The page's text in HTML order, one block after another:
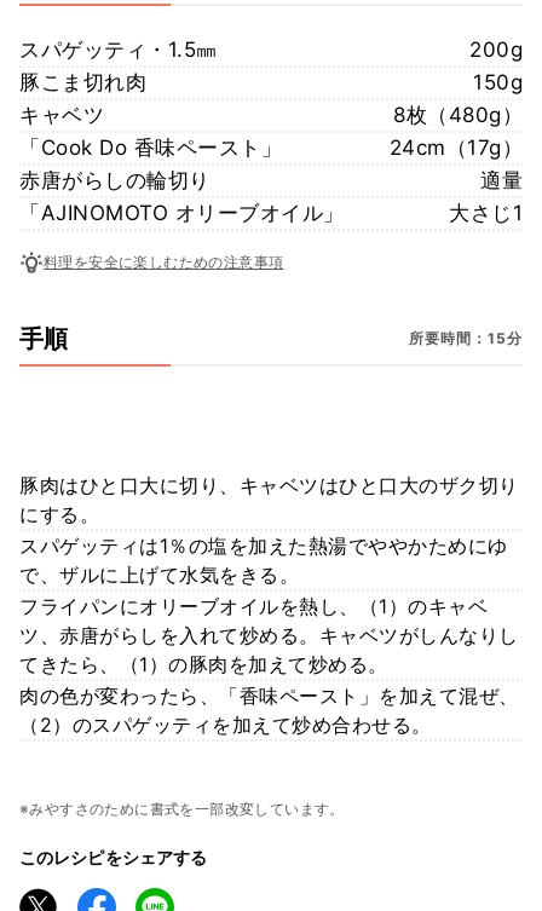
スパゲッティ・1.5㎜
200g
豚こま切れ肉
150g
キャベツ
8枚（480g）
「Cook Do 香味ペースト」
24cm（17g）
赤唐がらしの輪切り
適量
「AJINOMOTO オリーブオイル」
大さじ1
料理を安全に楽しむための注意事項
手順 所要時間：15分
豚肉はひと口大に切り、キャベツはひと口大のザク切り
にする。
スパゲッティは1％の塩を加えた熱湯でややかためにゆ
で、ザルに上げて水気をきる。
フライパンにオリーブオイルを熱し、（1）のキャベ
ツ、赤唐がらしを入れて炒める。キャベツがしんなりし
てきたら、（1）の豚肉を加えて炒める。
肉の色が変わったら、「香味ペースト」を加えて混ぜ、
（2）のスパゲッティを加えて炒め合わせる。
※みやすさのために書式を一部改変しています。
このレシピをシェアする